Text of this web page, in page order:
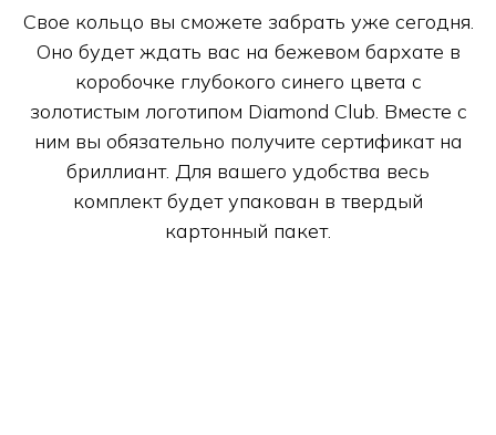
Свое кольцо вы сможете забрать уже сегодня.
Оно будет ждать вас на бежевом бархате в
коробочке глубокого синего цвета с
золотистым логотипом Diamond Club. Вместе с
ним вы обязательно получите сертификат на
бриллиант. Для вашего удобства весь
комплект будет упакован в твердый
картонный пакет.